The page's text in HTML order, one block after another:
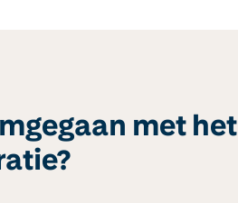
met het